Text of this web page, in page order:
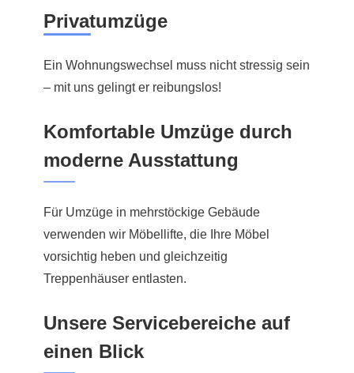
Privatumzüge
Ein Wohnungswechsel muss nicht stressig sein
– mit uns gelingt er reibungslos!
Komfortable Umzüge durch
moderne Ausstattung
Für Umzüge in mehrstöckige Gebäude
verwenden wir Möbellifte, die Ihre Möbel
vorsichtig heben und gleichzeitig
Treppenhäuser entlasten.
Unsere Servicebereiche auf
einen Blick